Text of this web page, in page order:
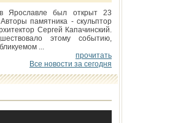
Ярославле был открыт 23
памятника - скульптор
Сергей Капачинский.
этому событию,
...
прочитать
Все новости за сегодня